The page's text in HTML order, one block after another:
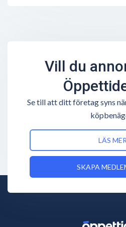
Vill du
Se till att ditt företag syns
LÄS MER
SKAPA